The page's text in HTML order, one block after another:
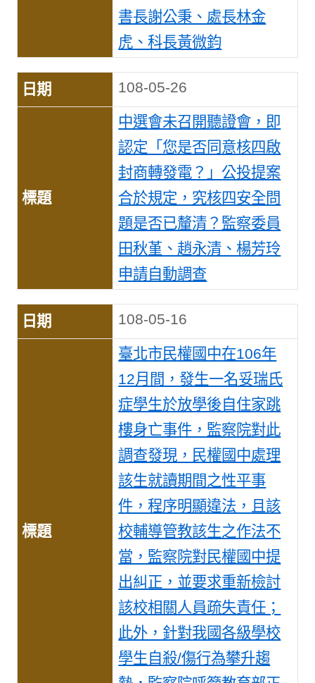
書長謝公秉、處長林金
虎、科長黃微鈞
108-05-26
中選會未召開聽證會，即
認定「您是否同意核四啟
封商轉發電？」公投提案
合於規定，究核四安全問
題是否已釐清？監察委員
田秋堇、趙永清、楊芳玲
申請自動調查
108-05-16
臺北市民權國中在106年
12月間，發生一名妥瑞氏
症學生於放學後自住家跳
樓身亡事件，監察院對此
調查發現，民權國中處理
該生就讀期間之性平事
件，程序明顯違法，且該
校輔導管教該生之作法不
當，監察院對民權國中提
出糾正，並要求重新檢討
該校相關人員疏失責任；
此外，針對我國各級學校
學生自殺/傷行為攀升趨